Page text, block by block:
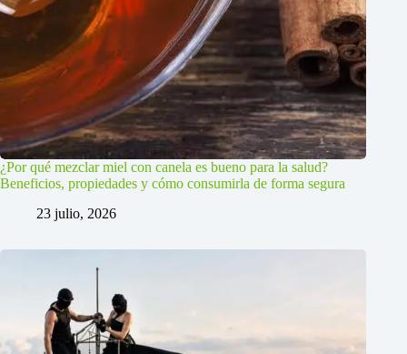
¿Por qué mezclar miel con canela es bueno para la salud?
Beneficios, propiedades y cómo consumirla de forma segura
23 julio, 2026